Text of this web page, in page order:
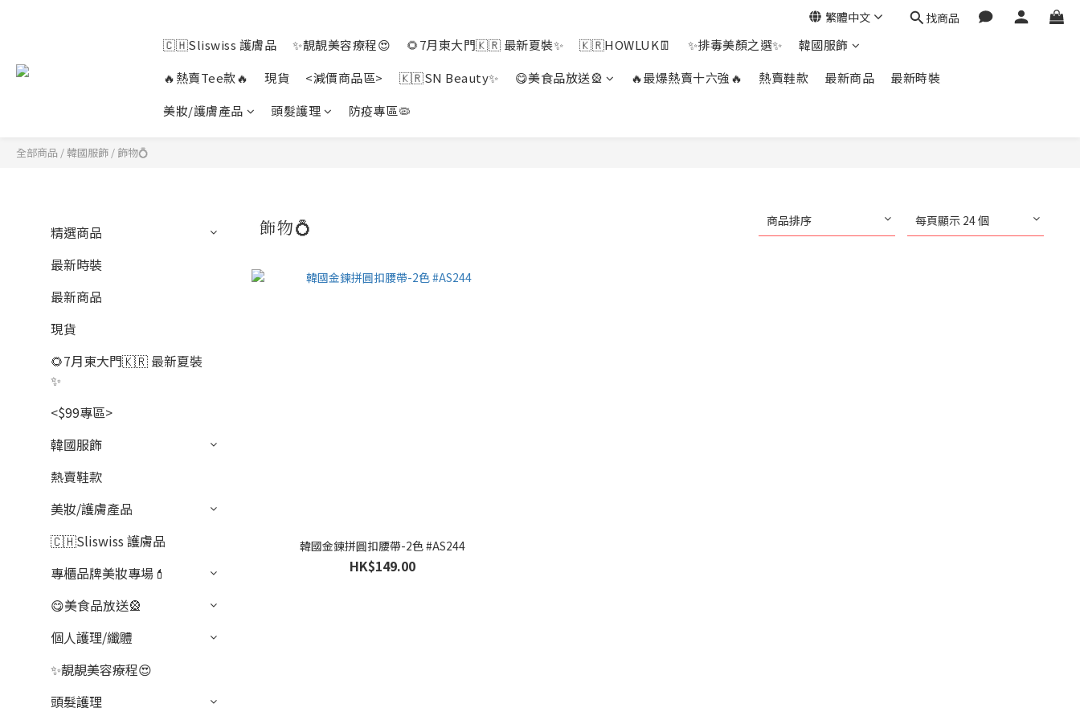
繁體中文 找商品
🇨🇭Sliswiss 護膚品 ✨靚靚美容療程😍 🌻7月東大門🇰🇷 最新夏裝✨ 🇰🇷HOWLUK👖 ✨排毒美顏之選✨
韓國服飾
🔥熱賣Tee款🔥
現貨 <減價商品區> 🇰🇷SN Beauty✨ 😋美食品放送🎡 🔥最爆熱賣十六強🔥 熱賣鞋款 最新商品
最新時裝
美妝/護膚產品
頭髮護理 防疫專區🦠
全部商品 /韓國服飾 / 飾物💍
精選商品
最新時裝
最新商品
現貨
🌻7月東大門🇰🇷 最新夏裝
✨
<$99專區>
韓國服飾
熱賣鞋款
美妝/護膚產品
🇨🇭Sliswiss 護膚品
專櫃品牌美妝專場💄
😋美食品放送🎡
個人護理/纖體
✨靚靚美容療程😍
頭髮護理
飾物💍 商品排序 每頁顯示 24 個
韓國金鍊拼圓扣腰帶-2色 #AS244
HK$149.00